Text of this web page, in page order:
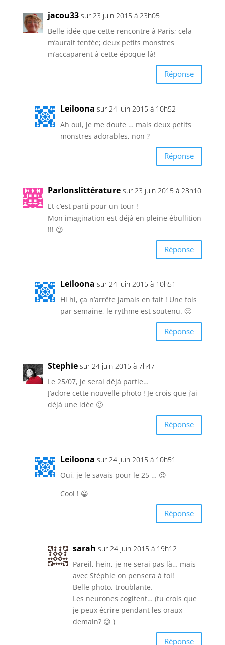
jacou33 sur 23 juin 2015 à 23h05
Belle idée que cette rencontre à Paris; cela
m’aurait tentée; deux petits monstres
m’accaparent à cette époque-là!
Réponse
Leiloona sur 24 juin 2015 à 10h52
Ah oui, je me doute … mais deux petits
monstres adorables, non ?
Réponse
Parlonslittérature sur 23 juin 2015 à 23h10
Et c’est parti pour un tour !
Mon imagination est déjà en pleine ébullition
!!! 😉
Réponse
Leiloona sur 24 juin 2015 à 10h51
Hi hi, ça n’arrête jamais en fait ! Une fois
par semaine, le rythme est soutenu. 🙂
Réponse
Stephie sur 24 juin 2015 à 7h47
Le 25/07, je serai déjà partie…
J’adore cette nouvelle photo ! Je crois que j’ai
déjà une idée 🙂
Réponse
Leiloona sur 24 juin 2015 à 10h51
Oui, je le savais pour le 25 … 😉
Cool ! 😀
Réponse
sarah sur 24 juin 2015 à 19h12
Pareil, hein, je ne serai pas là… mais
avec Stéphie on pensera à toi!
Belle photo, troublante.
Les neurones cogitent… (tu crois que
je peux écrire pendant les oraux
demain? 😉 )
Réponse